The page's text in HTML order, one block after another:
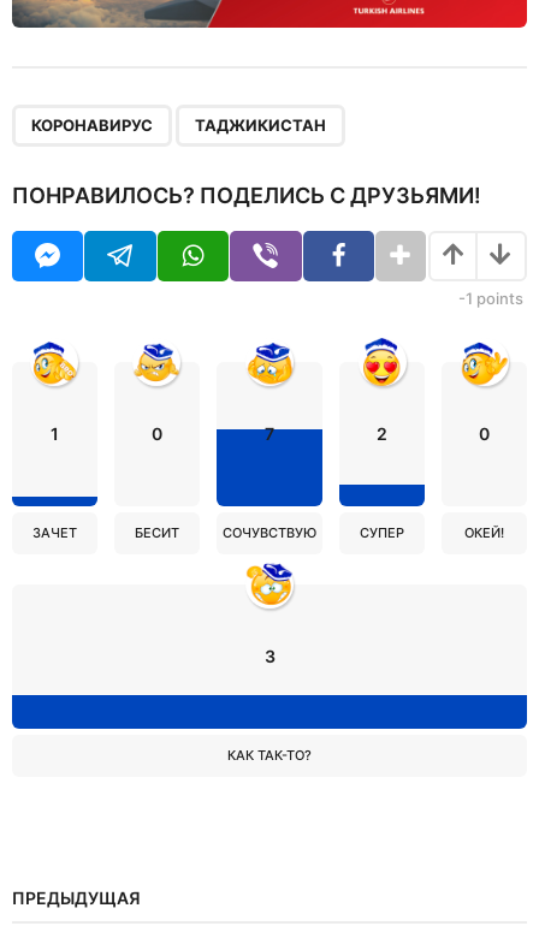
КОРОНАВИРУС ТАДЖИКИСТАН
ПОНРАВИЛОСЬ? ПОДЕЛИСЬ С ДРУЗЬЯМИ!
-1 points
1
ЗАЧЕТ
0
БЕСИТ
7
СОЧУВСТВУЮ
2
СУПЕР
0
ОКЕЙ!
3
КАК ТАК-ТО?
ПРЕДЫДУЩАЯ